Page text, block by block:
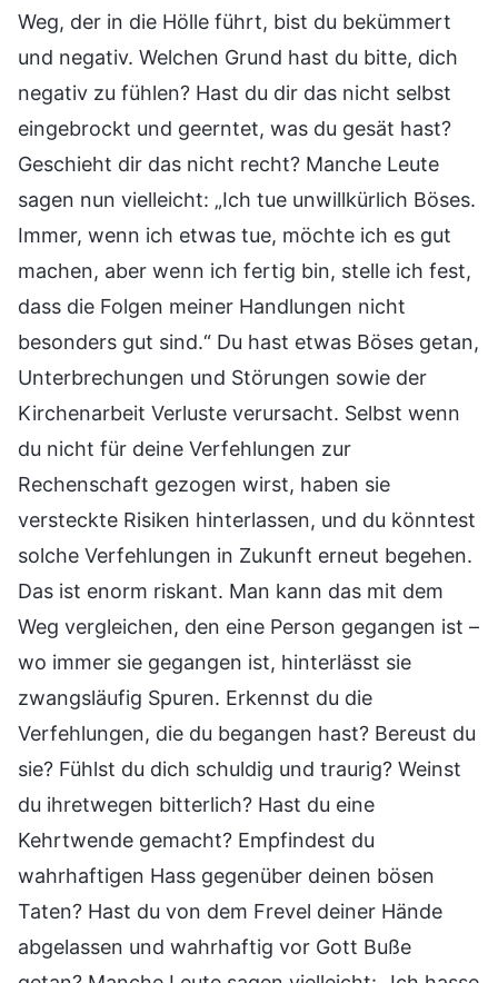
Weg, der in die Hölle führt, bist du bekümmert
und negativ. Welchen Grund hast du bitte, dich
negativ zu fühlen? Hast du dir das nicht selbst
eingebrockt und geerntet, was du gesät hast?
Geschieht dir das nicht recht? Manche Leute
sagen nun vielleicht: „Ich tue unwillkürlich Böses.
Immer, wenn ich etwas tue, möchte ich es gut
machen, aber wenn ich fertig bin, stelle ich fest,
dass die Folgen meiner Handlungen nicht
besonders gut sind.“ Du hast etwas Böses getan,
Unterbrechungen und Störungen sowie der
Kirchenarbeit Verluste verursacht. Selbst wenn
du nicht für deine Verfehlungen zur
Rechenschaft gezogen wirst, haben sie
versteckte Risiken hinterlassen, und du könntest
solche Verfehlungen in Zukunft erneut begehen.
Das ist enorm riskant. Man kann das mit dem
Weg vergleichen, den eine Person gegangen ist –
wo immer sie gegangen ist, hinterlässt sie
zwangsläufig Spuren. Erkennst du die
Verfehlungen, die du begangen hast? Bereust du
sie? Fühlst du dich schuldig und traurig? Weinst
du ihretwegen bitterlich? Hast du eine
Kehrtwende gemacht? Empfindest du
wahrhaftigen Hass gegenüber deinen bösen
Taten? Hast du von dem Frevel deiner Hände
abgelassen und wahrhaftig vor Gott Buße